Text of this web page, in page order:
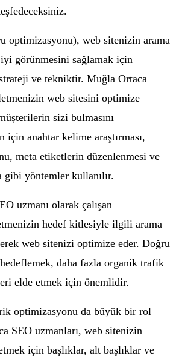
optimizasyonu), web sitenizin arama
görünmesini sağlamak için
ve tekniktir. Muğla Ortaca
web sitesini optimize
sizi bulmasını
için anahtar kelime araştırması,
meta etiketlerin düzenlenmesi ve
yöntemler kullanılır.
uzmanı olarak çalışan
hedef kitlesiyle ilgili arama
web sitenizi optimize eder. Doğru
daha fazla organik trafik
elde etmek için önemlidir.
optimizasyonu da büyük bir rol
SEO uzmanları, web sitenizin
için başlıklar, alt başlıklar ve